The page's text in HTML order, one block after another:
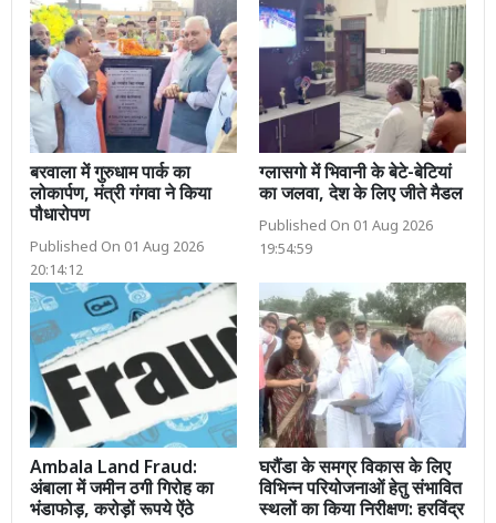
बरवाला में गुरुधाम पार्क का
लोकार्पण, मंत्री गंगवा ने किया
पौधारोपण
Published On 01 Aug 2026
20:14:12
ग्लासगो में भिवानी के बेटे-बेटियां
का जलवा, देश के लिए जीते मैडल
Published On 01 Aug 2026
19:54:59
Ambala Land Fraud:
अंबाला में जमीन ठगी गिरोह का
भंडाफोड़, करोड़ों रूपये ऐंठे
घरौंडा के समग्र विकास के लिए
विभिन्न परियोजनाओं हेतु संभावित
स्थलों का किया निरीक्षण: हरविंद्र